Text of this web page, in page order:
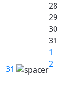
31
28
29
30
31
1
2